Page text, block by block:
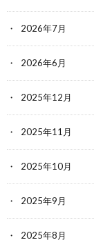
2026年7月
2026年6月
2025年12月
2025年11月
2025年10月
2025年9月
2025年8月